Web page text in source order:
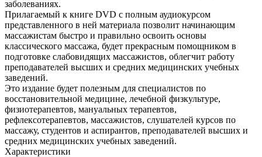
заболеваниях.
Прилагаемый к книге DVD с полным аудиокурсом
представленного в ней материала позволит начинающим
массажистам быстро и правильно освоить основы
классического массажа, будет прекрасным помощником в
подготовке слабовидящих массажистов, облегчит работу
преподавателей высших и средних медицинских учебных
заведений.
Это издание будет полезным для специалистов по
восстановительной медицине, лечебной физкультуре,
физиотерапевтов, мануальных терапевтов,
рефлексотерапевтов, массажистов, слушателей курсов по
массажу, студентов и аспирантов, преподавателей высших и
средних медицинских учебных заведений.
Характеристики